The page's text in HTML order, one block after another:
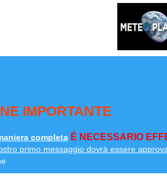
IMPORTANTE
completa É NECESSARIO
primo messaggio dovrà essere